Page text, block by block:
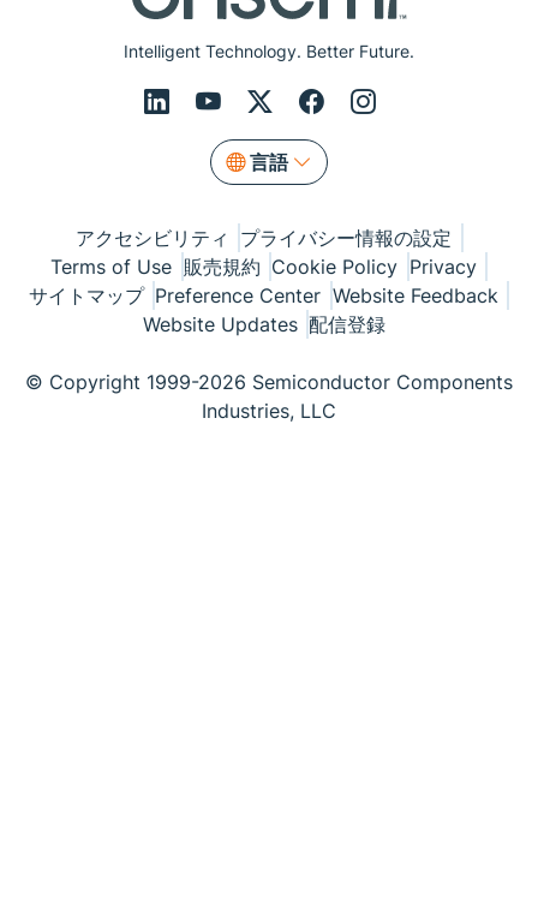
Intelligent Technology. Better Future.
言語
アクセシビリティ
プライバシー情報の設定
Terms of Use 販売規約 Cookie Policy Privacy
サイトマップ Preference Center Website Feedback
Website Updates 配信登録
© Copyright 1999-2026 Semiconductor Components
Industries, LLC